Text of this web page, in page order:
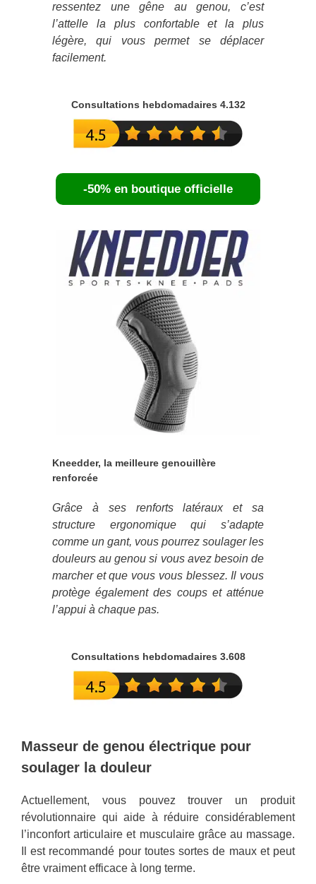
ressentez une gêne au genou, c’est
l’attelle la plus confortable et la plus
légère, qui vous permet se déplacer
facilement.
Consultations hebdomadaires 4.132
-50% en boutique officielle
Kneedder, la meilleure genouillère
renforcée
Grâce à ses renforts latéraux et sa
structure ergonomique qui s’adapte
comme un gant, vous pourrez soulager les
douleurs au genou si vous avez besoin de
marcher et que vous vous blessez. Il vous
protège également des coups et atténue
l’appui à chaque pas.
Consultations hebdomadaires 3.608
Masseur de genou électrique pour
soulager la douleur
Actuellement, vous pouvez trouver un produit
révolutionnaire qui aide à réduire considérablement
l’inconfort articulaire et musculaire grâce au massage.
Il est recommandé pour toutes sortes de maux et peut
être vraiment efficace à long terme.